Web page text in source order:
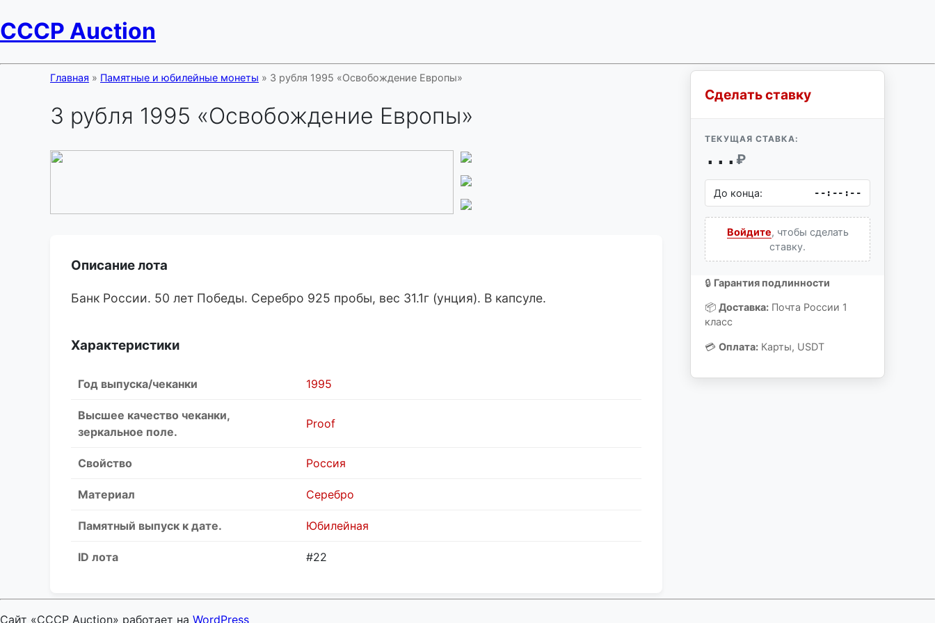
CCCP Auction
Главная » Памятные и юбилейные монеты » 3 рубля 1995 «Освобождение Европы»
3 рубля 1995 «Освобождение Европы»
Описание лота
Банк России. 50 лет Победы. Серебро 925 пробы, вес 31.1г (унция). В капсуле.
Характеристики
Год выпуска/чеканки 1995
Высшее качество чеканки,
зеркальное поле.
Proof
Свойство Россия
Материал Серебро
Памятный выпуск к дате. Юбилейная
ID лота #22
Сделать ставку
ТЕКУЩАЯ СТАВКА:
... ₽
До конца: --:--:--
Войдите, чтобы сделать
ставку.
🔒 Гарантия подлинности
📦 Доставка: Почта России 1
класс
💳 Оплата: Карты, USDT
Сайт «CCCP Auction» работает на WordPress